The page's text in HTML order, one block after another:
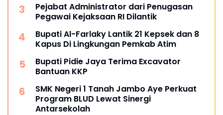
Pejabat Administrator dari Penugasan
Pegawai Kejaksaan RI Dilantik
Bupati Al-Farlaky Lantik 21 Kepsek dan 8
Kapus Di Lingkungan Pemkab Atim
Bupati Pidie Jaya Terima Excavator
Bantuan KKP
SMK Negeri 1 Tanah Jambo Aye Perkuat
Program BLUD Lewat Sinergi
Antarsekolah